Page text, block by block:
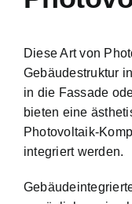
Diese Art von
Gebäudestruktur
in die Fassade
bieten eine
Photovoltaik-
integriert werden.